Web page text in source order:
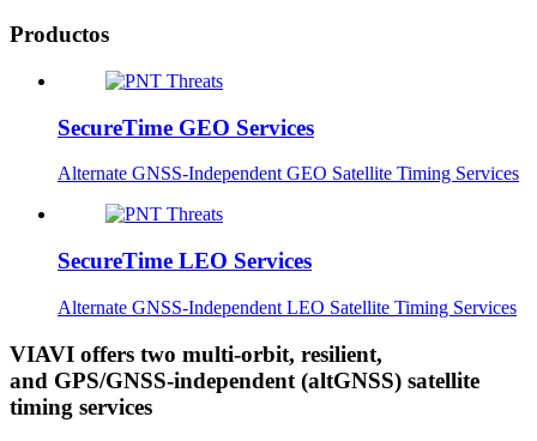
Productos
SecureTime GEO Services
Alternate GNSS-Independent GEO Satellite Timing Services
SecureTime LEO Services
Alternate GNSS-Independent LEO Satellite Timing Services
VIAVI offers two multi-orbit, resilient,
and GPS/GNSS-independent (altGNSS) satellite
timing services